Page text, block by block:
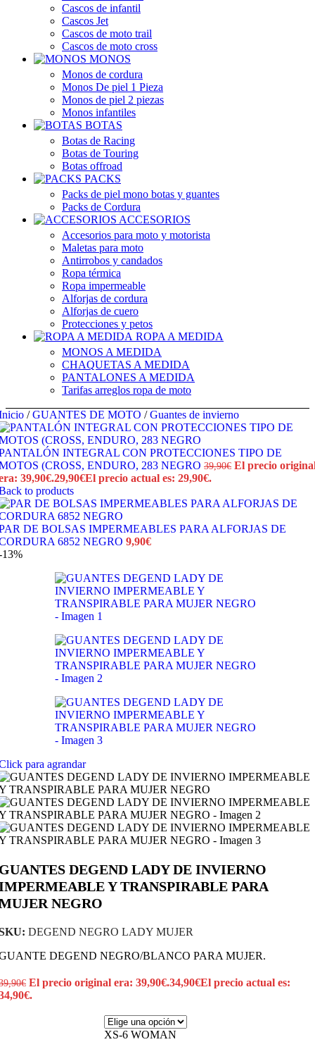
Cascos de infantil
Cascos Jet
Cascos de moto trail
Cascos de moto cross
MONOS
Monos de cordura
Monos De piel 1 Pieza
Monos de piel 2 piezas
Monos infantiles
BOTAS
Botas de Racing
Botas de Touring
Botas offroad
PACKS
Packs de piel mono botas y guantes
Packs de Cordura
ACCESORIOS
Accesorios para moto y motorista
Maletas para moto
Antirrobos y candados
Ropa térmica
Ropa impermeable
Alforjas de cordura
Alforjas de cuero
Protecciones y petos
ROPA A MEDIDA
MONOS A MEDIDA
CHAQUETAS A MEDIDA
PANTALONES A MEDIDA
Tarifas arreglos ropa de moto
/ GUANTES DE MOTO / Guantes de invierno
INTEGRAL CON PROTECCIONES TIPO DE
(CROSS, ENDURO, 283 NEGRO 39,90€ El precio
39,90€.29,90€El precio actual es: 29,90€.
to products
DE BOLSAS IMPERMEABLES PARA ALFORJAS DE
6852 NEGRO 9,90€
13%
para agrandar
DEGEND LADY DE INVIERNO
Y TRANSPIRABLE PARA
NEGRO
DEGEND NEGRO LADY MUJER
DEGEND NEGRO/BLANCO PARA MUJER.
€ El precio original era: 39,90€.34,90€El precio actual es:
XS-6 WOMAN